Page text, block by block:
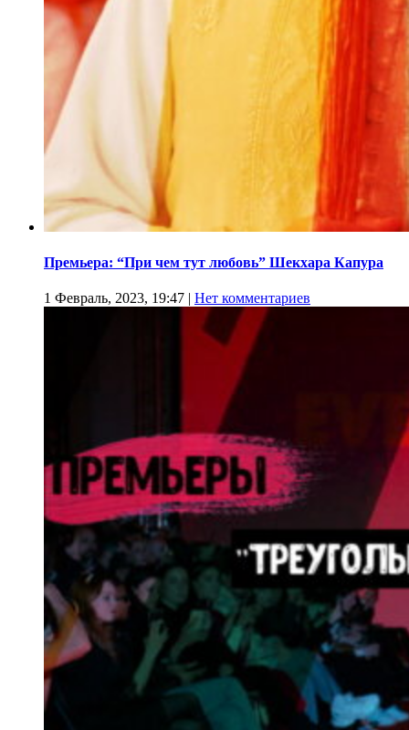
Премьера: “При чем тут любовь” Шекхара Капура
1 Февраль, 2023, 19:47 | Нет комментариев